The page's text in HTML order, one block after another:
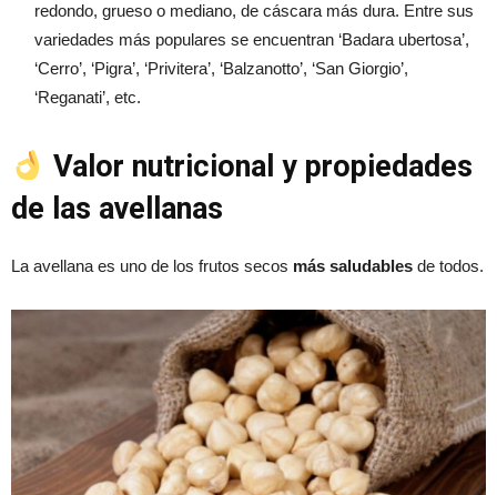
redondo, grueso o mediano, de cáscara más dura. Entre sus
variedades más populares se encuentran ‘Badara ubertosa’,
‘Cerro’, ‘Pigra’, ‘Privitera’, ‘Balzanotto’, ‘San Giorgio’,
‘Reganati’, etc.
Valor nutricional y propiedades
de las avellanas
La avellana es uno de los frutos secos más saludables de todos.